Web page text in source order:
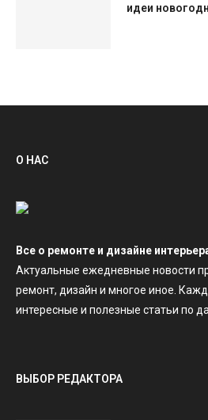
идеи
О НАС
Все о ремонте и дизайне
Актуальные ежедневные новости
ремонт, дизайн и многое иное.
интересные и полезные статьи по
ВЫБОР РЕДАКТОРА